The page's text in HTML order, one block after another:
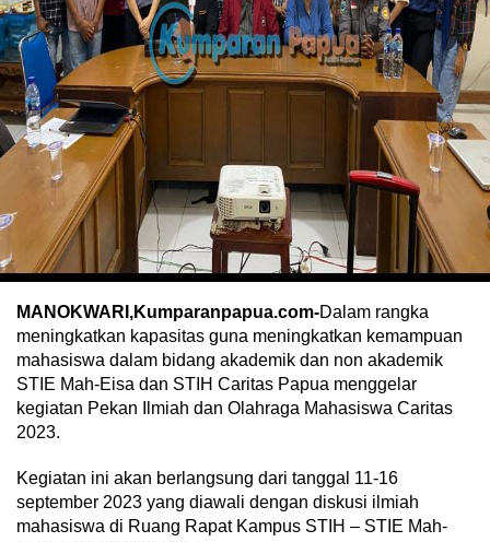
MANOKWARI,Kumparanpapua.com-Dalam rangka
meningkatkan kapasitas guna meningkatkan kemampuan
mahasiswa dalam bidang akademik dan non akademik
STIE Mah-Eisa dan STIH Caritas Papua menggelar
kegiatan Pekan Ilmiah dan Olahraga Mahasiswa Caritas
2023.
Kegiatan ini akan berlangsung dari tanggal 11-16
september 2023 yang diawali dengan diskusi ilmiah
mahasiswa di Ruang Rapat Kampus STIH – STIE Mah-